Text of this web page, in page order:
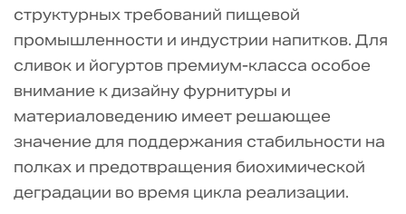
при
раздаче
молочных
продуктов
с
высоким
содержанием
белка
структурных требований пищевой
промышленности и индустрии напитков. Для
сливок и йогуртов премиум-класса особое
внимание к дизайну фурнитуры и
материаловедению имеет решающее
значение для поддержания стабильности на
полках и предотвращения биохимической
деградации во время цикла реализации.